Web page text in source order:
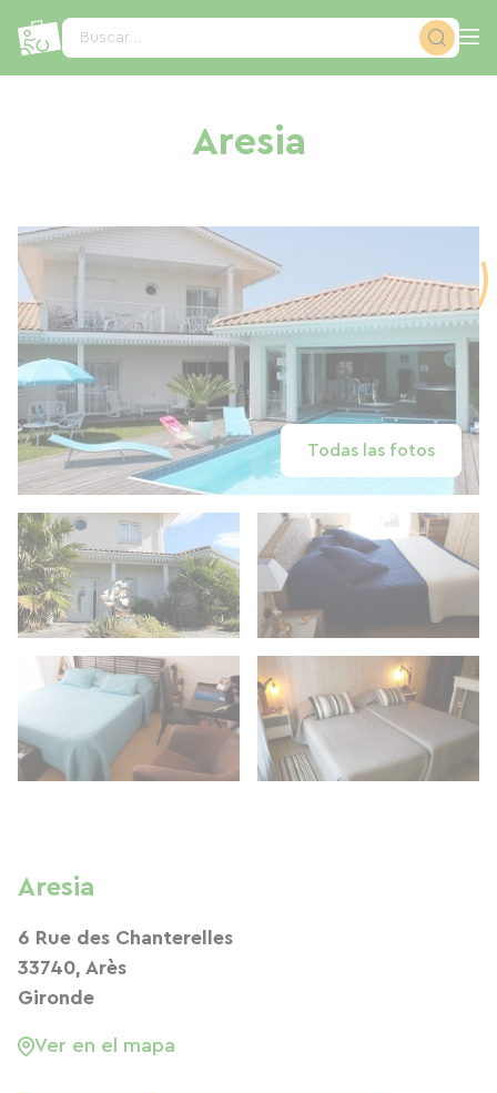
Buscar...
Aresia
Todas las fotos
Aresia
6 Rue des Chanterelles
33740, Arès
Gironde
Ver en el mapa
Panel de gestión de cookies